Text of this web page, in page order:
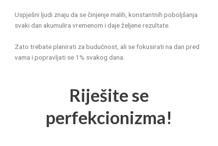
Uspješni ljudi znaju da se činjenje malih, konstantnih poboljšanja
svaki dan akumulira vremenom i daje željene rezultate.
Zato trebate planirati za budućnost, ali se fokusirati na dan pred
vama i popravljati se 1% svakog dana.
Riješite se
perfekcionizma!